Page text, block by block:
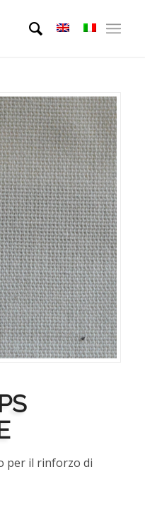
per il rinforzo di